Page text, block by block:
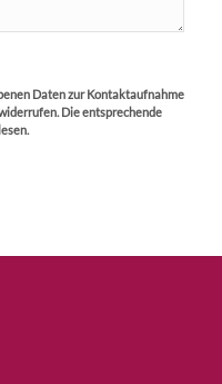
Daten zur Kontaktaufnahme
Die entsprechende